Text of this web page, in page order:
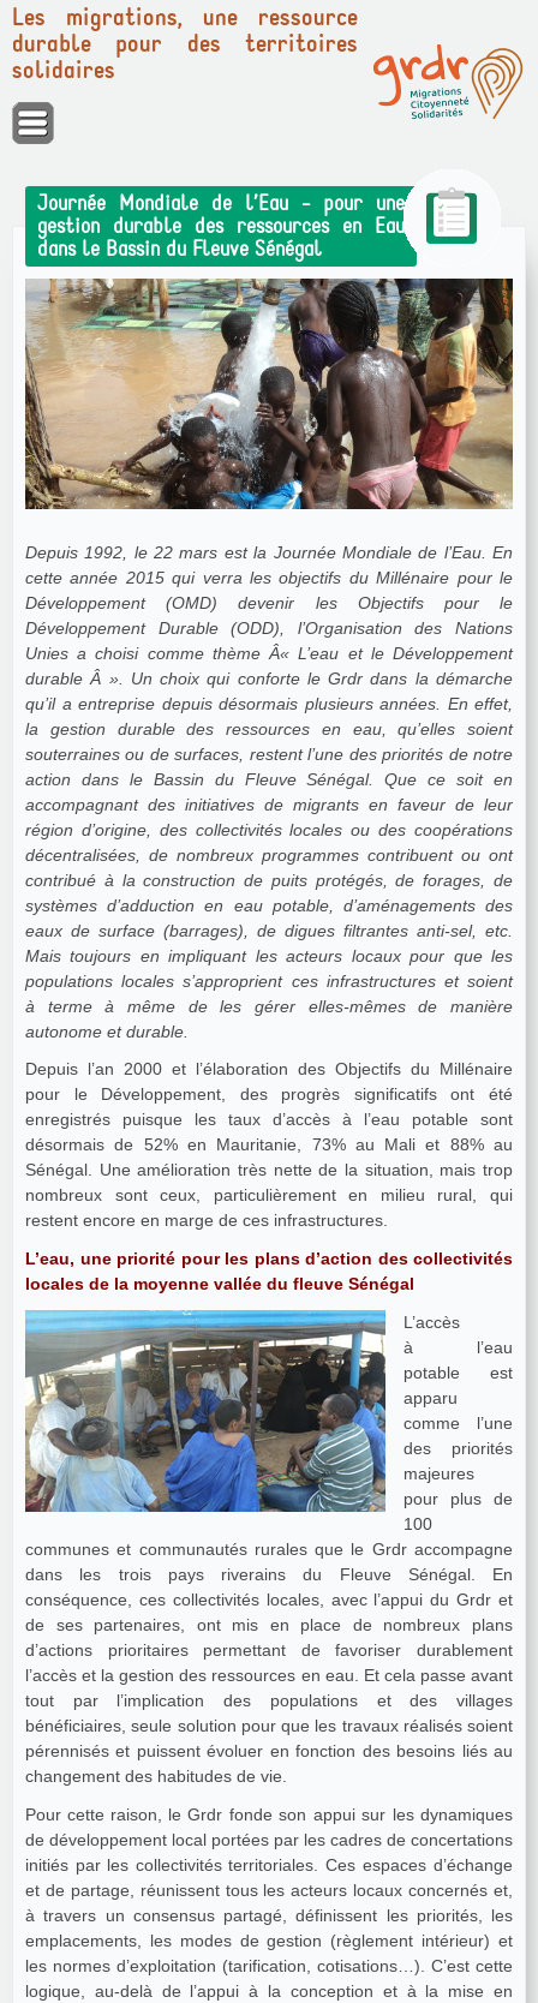
Panneau de gestion des cookies
Les migrations, une ressource
durable pour des territoires
solidaires
Journée Mondiale de l’Eau - pour une
gestion durable des ressources en Eau
dans le Bassin du Fleuve Sénégal
Depuis 1992, le 22 mars est la Journée Mondiale de l’Eau. En
cette année 2015 qui verra les objectifs du Millénaire pour le
Développement (OMD) devenir les Objectifs pour le
Développement Durable (ODD), l’Organisation des Nations
Unies a choisi comme thème Â« L’eau et le Développement
durable Â ». Un choix qui conforte le Grdr dans la démarche
qu’il a entreprise depuis désormais plusieurs années. En effet,
la gestion durable des ressources en eau, qu’elles soient
souterraines ou de surfaces, restent l’une des priorités de notre
action dans le Bassin du Fleuve Sénégal. Que ce soit en
accompagnant des initiatives de migrants en faveur de leur
région d’origine, des collectivités locales ou des coopérations
décentralisées, de nombreux programmes contribuent ou ont
contribué à la construction de puits protégés, de forages, de
systèmes d’adduction en eau potable, d’aménagements des
eaux de surface (barrages), de digues filtrantes anti-sel, etc.
Mais toujours en impliquant les acteurs locaux pour que les
populations locales s’approprient ces infrastructures et soient
à terme à même de les gérer elles-mêmes de manière
autonome et durable.
Depuis l’an 2000 et l’élaboration des Objectifs du Millénaire
pour le Développement, des progrès significatifs ont été
enregistrés puisque les taux d’accès à l’eau potable sont
désormais de 52% en Mauritanie, 73% au Mali et 88% au
Sénégal. Une amélioration très nette de la situation, mais trop
nombreux sont ceux, particulièrement en milieu rural, qui
restent encore en marge de ces infrastructures.
L’eau, une priorité pour les plans d’action des collectivités
locales de la moyenne vallée du fleuve Sénégal
L’accès
à l’eau
potable est
apparu
comme l’une
des priorités
majeures
pour plus de
100
communes et communautés rurales que le Grdr accompagne
dans les trois pays riverains du Fleuve Sénégal. En
conséquence, ces collectivités locales, avec l’appui du Grdr et
de ses partenaires, ont mis en place de nombreux plans
d’actions prioritaires permettant de favoriser durablement
l’accès et la gestion des ressources en eau. Et cela passe avant
tout par l’implication des populations et des villages
bénéficiaires, seule solution pour que les travaux réalisés soient
pérennisés et puissent évoluer en fonction des besoins liés au
changement des habitudes de vie.
Pour cette raison, le Grdr fonde son appui sur les dynamiques
de développement local portées par les cadres de concertations
initiés par les collectivités territoriales. Ces espaces d’échange
et de partage, réunissent tous les acteurs locaux concernés et,
à travers un consensus partagé, définissent les priorités, les
emplacements, les modes de gestion (règlement intérieur) et
les normes d’exploitation (tarification, cotisations…). C’est cette
logique, au-delà de l’appui à la conception et à la mise en